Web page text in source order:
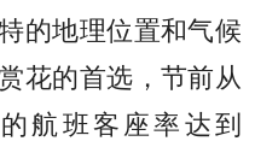
的地理位置和气候
花的首选，节前从
航班客座率达到